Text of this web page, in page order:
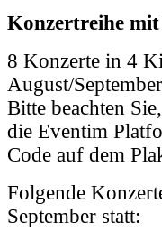
Konzertreihe
8 Konzerte in 4
August/
Bitte beachten
die Eventim
Code auf dem
Folgende
September statt: